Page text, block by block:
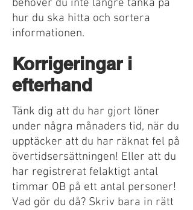
behöver du inte längre tänka på
hur du ska hitta och sortera
informationen.
Korrigeringar i
efterhand
Tänk dig att du har gjort löner
under några månaders tid, när du
upptäcker att du har räknat fel på
övertidsersättningen! Eller att du
har registrerat felaktigt antal
timmar OB på ett antal personer!
Vad gör du då? Skriv bara in rätt